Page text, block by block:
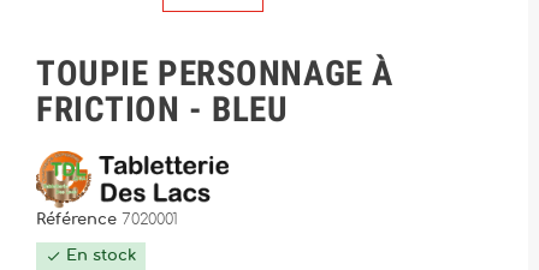
TOUPIE PERSONNAGE À
FRICTION - BLEU
Référence 7020001
 En stock